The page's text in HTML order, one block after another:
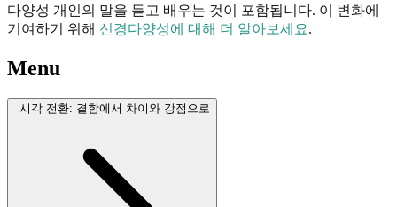
다양성 개인의 말을 듣고 배우는 것이 포함됩니다. 이 변화에
기여하기 위해 신경다양성에 대해 더 알아보세요.
Menu
시각 전환: 결함에서 차이와 강점으로